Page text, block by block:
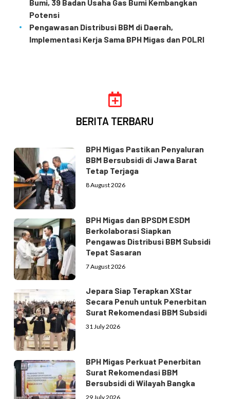
Bumi, 39 Badan Usaha Gas Bumi Kembangkan
Potensi
Pengawasan Distribusi BBM di Daerah,
Implementasi Kerja Sama BPH Migas dan POLRI
BERITA TERBARU
BPH Migas Pastikan Penyaluran
BBM Bersubsidi di Jawa Barat
Tetap Terjaga
8 August 2026
BPH Migas dan BPSDM ESDM
Berkolaborasi Siapkan
Pengawas Distribusi BBM Subsidi
Tepat Sasaran
7 August 2026
Jepara Siap Terapkan XStar
Secara Penuh untuk Penerbitan
Surat Rekomendasi BBM Subsidi
31 July 2026
BPH Migas Perkuat Penerbitan
Surat Rekomendasi BBM
Bersubsidi di Wilayah Bangka
29 July 2026